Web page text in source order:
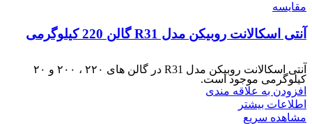
مقایسه
آنتی اسکالانت روبیکن مدل R31 گالن 220 کیلوگرمی
آنتی اسکالانت روبیکن مدل R31 در گالن های ۲۲۰ ، ۲۰۰ و ۲۰
کیلوگرمی موجود است.
افزودن به علاقه مندی
اطلاعات بیشتر
مشاهده سریع